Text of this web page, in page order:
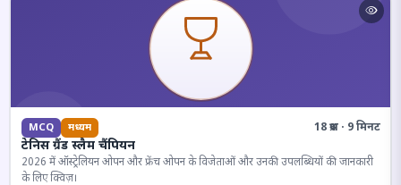
MCQ मध्यम 18 प्रश्न · 9 मिनट
टेनिस ग्रैंड स्लैम चैंपियन
2026 में ऑस्ट्रेलियन ओपन और फ्रेंच ओपन के विजेताओं और उनकी उपलब्धियों की जानकारी
के लिए क्विज़।